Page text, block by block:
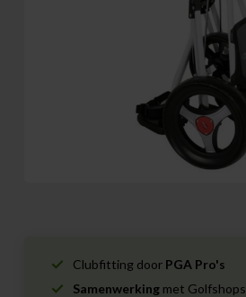
Clubfitting door PGA Pro's
Samenwerking met Golfshops